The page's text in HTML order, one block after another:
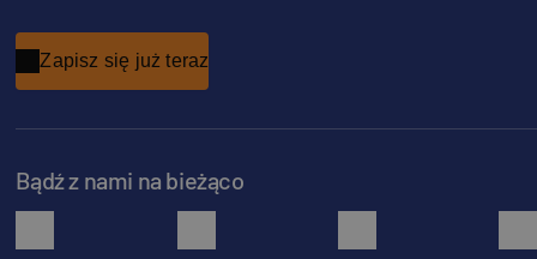
Zapisz się już teraz
Bądź z nami na bieżąco
facebook instagram pinterest